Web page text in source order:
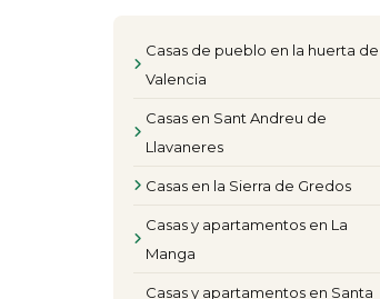
Casas de pueblo en la huerta de
Valencia
Casas en Sant Andreu de
Llavaneres
Casas en la Sierra de Gredos
Casas y apartamentos en La
Manga
Casas y apartamentos en Santa